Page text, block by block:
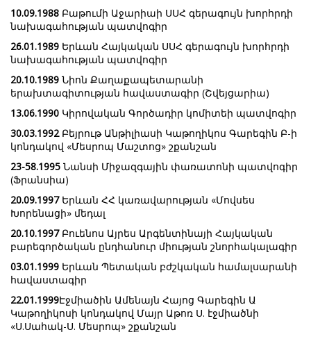
10.09.1988 Բաթումի Աջարիաի ՍՍՀ գերագույն խորհրդի
նախագահության պատվոգիր
26.01.1989 Երևան Հայկական ՍՍՀ գերագույն խորհրդի
նախագահության պատվոգիր
20.10.1989 Նիոն Քաղաքապետարանի
երախտագիտության հավաստագիր (Շվեյցարիա)
13.06.1990 Կիրովական Գործադիր կոմիտեի պատվոգիր
30.03.1992Բեյրութ Անթիլիասի Կաթողիկոս Գարեգին Բ-ի
կոնդակով «Մեսրոպ Մաշտոց» շքանշան
23-58.1995 Նանսի Միջազգային փառատոնի պատվոգիր
(Ֆրանսիա)
20.09.1997Երևան ՀՀ կառավարության «Մովսես
Խորենացի» մեդալ
20.10.1997Բուենոս Այրես Արգենտինայի Հայկական
բարեգործական ընդհանուր միության շնորհակալագիր
03.01.1999 Երևան Պետական բժշկական համալսարանի
հավաստագիր
22.01.1999Էջմիածին Ամենայն Հայոց Գարեգին Ա
Կաթողիկոսի կոնդակով Մայր Աթոռ Ս. էջմիածնի
«Ս.Սահակ-Ս. Մեսրոպ» շքանշան